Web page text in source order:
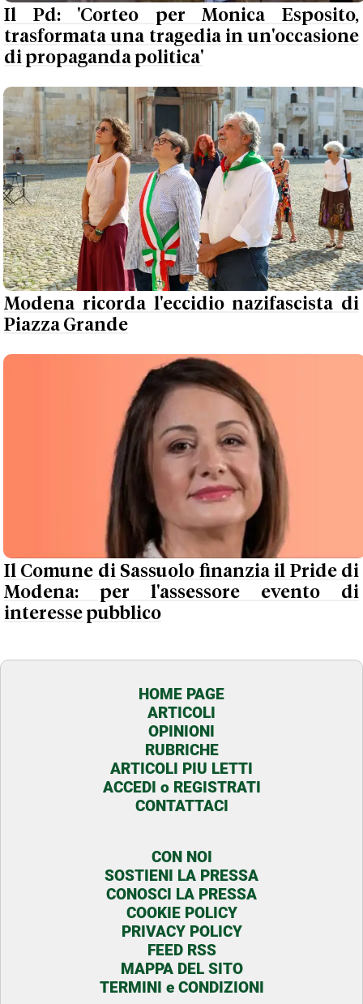
Il Pd: 'Corteo per Monica Esposito,
trasformata una tragedia in un'occasione
di propaganda politica'
Modena ricorda l'eccidio nazifascista di
Piazza Grande
Il Comune di Sassuolo finanzia il Pride di
Modena: per l'assessore evento di
interesse pubblico
HOME PAGE
ARTICOLI
OPINIONI
RUBRICHE
ARTICOLI PIU LETTI
ACCEDI o REGISTRATI
CONTATTACI
CON NOI
SOSTIENI LA PRESSA
CONOSCI LA PRESSA
COOKIE POLICY
PRIVACY POLICY
FEED RSS
MAPPA DEL SITO
TERMINI e CONDIZIONI